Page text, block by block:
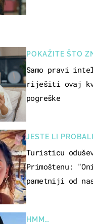
POKAŽITE ŠTO
Samo pravi
riješiti ovaj
pogreške
JESTE LI
Turisticu
Primoštenu:
pametniji od
HMM…